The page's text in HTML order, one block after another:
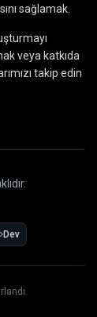
sağlamak.
veya katkıda
takip edin
Dev